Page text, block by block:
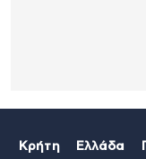
Κρήτη Ελλάδα